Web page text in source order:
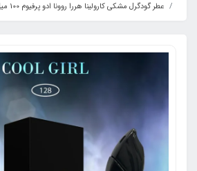
عطر گودگرل مشکی کارولینا هررا روونا ادو پرفیوم 100 میل COOL GIRL